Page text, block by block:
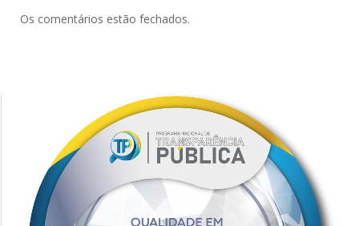
Os comentários estão fechados.